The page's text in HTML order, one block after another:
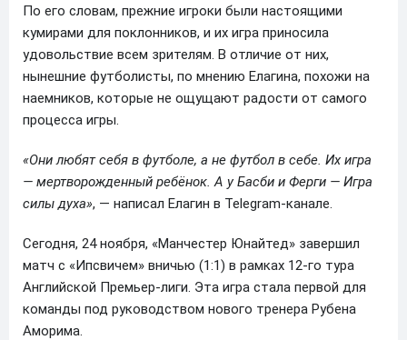
По его словам, прежние игроки были настоящими
кумирами для поклонников, и их игра приносила
удовольствие всем зрителям. В отличие от них,
нынешние футболисты, по мнению Елагина, похожи на
наемников, которые не ощущают радости от самого
процесса игры.
«Они любят себя в футболе, а не футбол в себе. Их игра
— мертворожденный ребёнок. А у Басби и Ферги — Игра
силы духа», — написал Елагин в Telegram-канале.
Сегодня, 24 ноября, «Манчестер Юнайтед» завершил
матч с «Ипсвичем» вничью (1:1) в рамках 12-го тура
Английской Премьер-лиги. Эта игра стала первой для
команды под руководством нового тренера Рубена
Аморима.